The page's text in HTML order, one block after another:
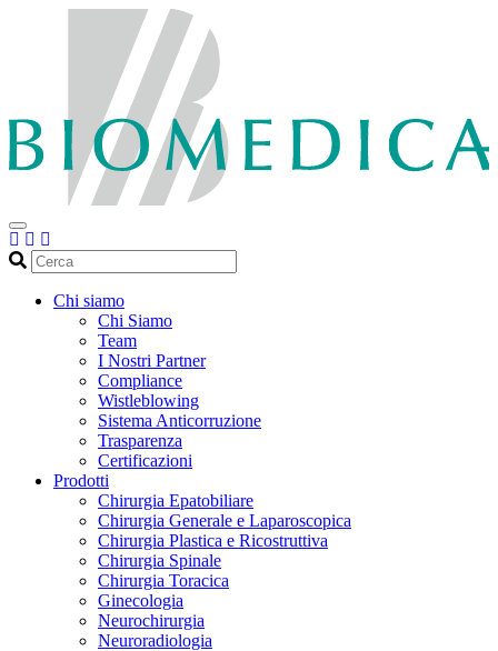
Cerca
Chi siamo
Chi Siamo
Team
I Nostri Partner
Compliance
Wistleblowing
Sistema Anticorruzione
Trasparenza
Certificazioni
Prodotti
Chirurgia Epatobiliare
Chirurgia Generale e Laparoscopica
Chirurgia Plastica e Ricostruttiva
Chirurgia Spinale
Chirurgia Toracica
Ginecologia
Neurochirurgia
Neuroradiologia